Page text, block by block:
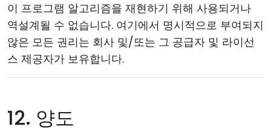
이 프로그램 알고리즘을 재현하기 위해 사용되거나
역설계될 수 없습니다. 여기에서 명시적으로 부여되지
않은 모든 권리는 회사 및/또는 그 공급자 및 라이선
스 제공자가 보유합니다.
12. 양도